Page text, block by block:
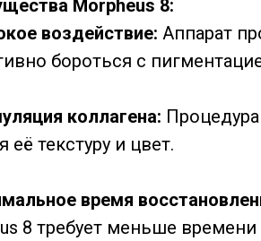
Morpheus 8:
воздействие: Аппарат
бороться с
коллагена:
её текстуру и цвет.
время
8 требует меньше